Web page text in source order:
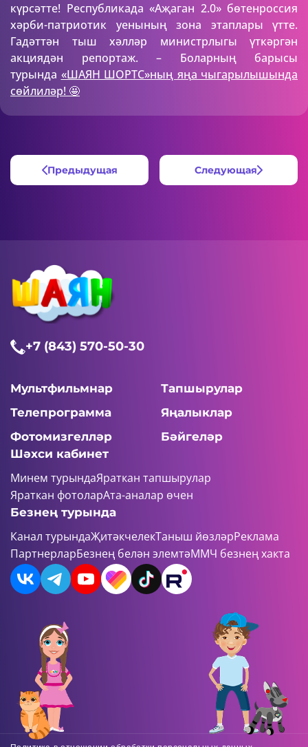
күрсәтте! Республикада «Аҗаган 2.0» бөтенроссия
хәрби-патриотик уенының зона этаплары үтте.
Гадәттән тыш хәлләр министрлыгы үткәргән
акциядән репортаж. – Боларның барысы
турында «ШАЯН ШОРТС»ның яңа чыгарылышында
сөйлиләр! 🤩
Предыдущая Следующая
+7 (843) 570-50-30
Мультфильмнар
Тапшырулар
Телепрограмма
Яңалыклар
Фотомизгелләр
Бәйгеләр
Шәхси кабинет
Минем турындаЯраткан тапшырулар
Яраткан фотоларАта-аналар өчен
Безнең турында
Канал турындаҖитәкчелекТаныш йөзләрРеклама
ПартнерларБезнең белән элемтәММЧ безнең хакта